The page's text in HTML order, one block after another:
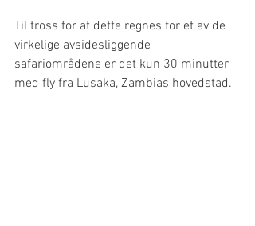
Til tross for at dette regnes for et av de
virkelige avsidesliggende
safariområdene er det kun 30 minutter
med fly fra Lusaka, Zambias hovedstad.